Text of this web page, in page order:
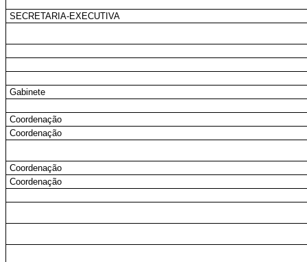
SECRETARIA-EXECUTIVA
Gabinete
Coordenação
Coordenação
Coordenação
Coordenação